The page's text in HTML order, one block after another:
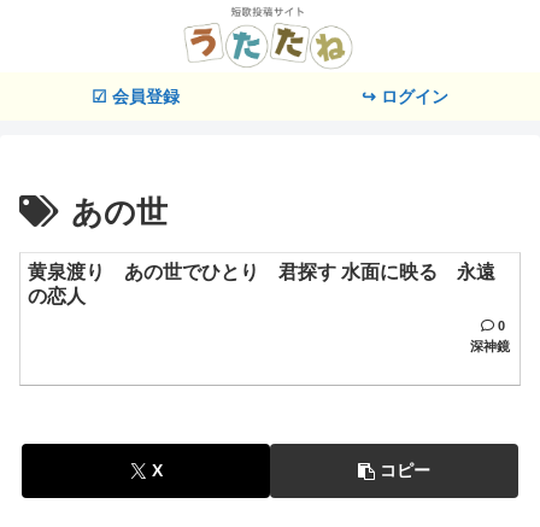
☑ 会員登録 ↪ ログイン
あの世
黄泉渡り あの世でひとり 君探す 水面に映る 永遠
の恋人
0
深神鏡
X コピー